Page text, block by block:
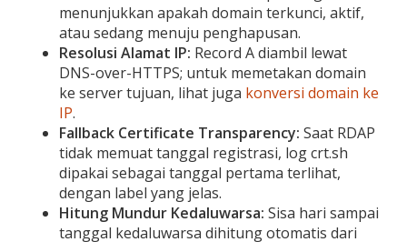
menunjukkan apakah domain terkunci, aktif,
atau sedang menuju penghapusan.
Resolusi Alamat IP: Record A diambil lewat
DNS-over-HTTPS; untuk memetakan domain
ke server tujuan, lihat juga konversi domain ke
IP.
Fallback Certificate Transparency: Saat RDAP
tidak memuat tanggal registrasi, log crt.sh
dipakai sebagai tanggal pertama terlihat,
dengan label yang jelas.
Hitung Mundur Kedaluwarsa: Sisa hari sampai
tanggal kedaluwarsa dihitung otomatis dari